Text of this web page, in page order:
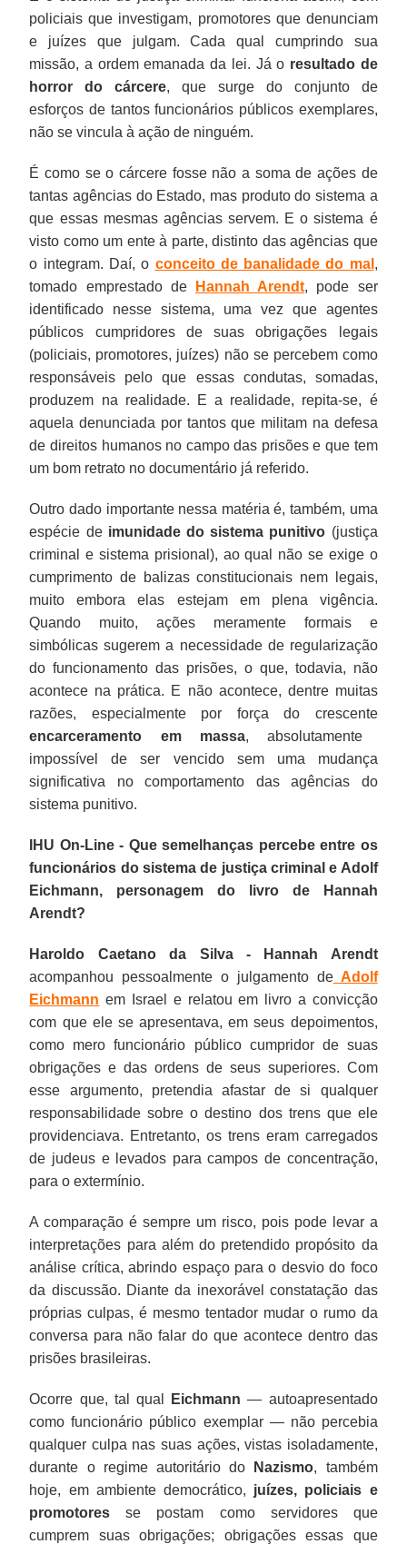
policiais que investigam, promotores que denunciam
e juízes que julgam. Cada qual cumprindo sua
missão, a ordem emanada da lei. Já o resultado de
horror do cárcere, que surge do conjunto de
esforços de tantos funcionários públicos exemplares,
não se vincula à ação de ninguém.
É como se o cárcere fosse não a soma de ações de
tantas agências do Estado, mas produto do sistema a
que essas mesmas agências servem. E o sistema é
visto como um ente à parte, distinto das agências que
o integram. Daí, o conceito de banalidade do mal ,
tomado emprestado de
Hannah Arendt, pode ser
identificado nesse sistema, uma vez que agentes
públicos cumpridores de suas obrigações legais
(policiais, promotores, juízes) não se percebem como
responsáveis pelo que essas condutas, somadas,
produzem na realidade. E a realidade, repita-se, é
aquela denunciada por tantos que militam na defesa
de direitos humanos no campo das prisões e que tem
um bom retrato no documentário já referido.
Outro dado importante nessa matéria é, também, uma
espécie de imunidade do sistema punitivo (justiça
criminal e sistema prisional), ao qual não se exige o
cumprimento de balizas constitucionais nem legais,
muito embora elas estejam em plena vigência.
Quando muito, ações meramente formais e
simbólicas sugerem a necessidade de regularização
do funcionamento das prisões, o que, todavia, não
acontece na prática. E não acontece, dentre muitas
razões, especialmente por força do crescente
encarceramento em massa, absolutamente
impossível de ser vencido sem uma mudança
significativa no comportamento das agências do
sistema punitivo.
IHU On-Line - Que semelhanças percebe entre os
funcionários do sistema de justiça criminal e Adolf
Eichmann, personagem do livro de Hannah
Arendt?
Haroldo Caetano da Silva -
Hannah Arendt
acompanhou pessoalmente o julgamento deAdolf
Eichmann em Israel e relatou em livro a convicção
com que ele se apresentava, em seus depoimentos,
como mero funcionário público cumpridor de suas
obrigações e das ordens de seus superiores. Com
esse argumento, pretendia afastar de si qualquer
responsabilidade sobre o destino dos trens que ele
providenciava. Entretanto, os trens eram carregados
de judeus e levados para campos de concentração,
para o extermínio.
A comparação é sempre um risco, pois pode levar a
interpretações para além do pretendido propósito da
análise crítica, abrindo espaço para o desvio do foco
da discussão. Diante da inexorável constatação das
próprias culpas, é mesmo tentador mudar o rumo da
conversa para não falar do que acontece dentro das
prisões brasileiras.
Ocorre que, tal qual Eichmann — autoapresentado
como funcionário público exemplar — não percebia
qualquer culpa nas suas ações, vistas isoladamente,
durante o regime autoritário do
Nazismo, também
hoje, em ambiente democrático, juízes, policiais e
promotores se postam como servidores que
cumprem suas obrigações; obrigações essas que